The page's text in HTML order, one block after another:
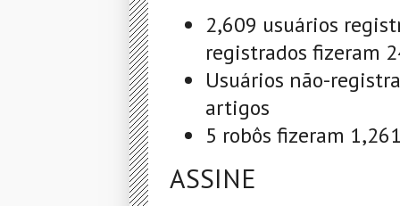
2,609 usuários
registrados fizeram
Usuários não-
artigos
5 robôs fizeram
ASSINE